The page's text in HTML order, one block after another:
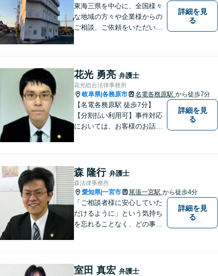
東海三県を中心に、全国様々
な地域の方々や企業様からの
ご相談、ご依頼をいただいて
おります。
詳細を見
る
花光 勇亮 弁護士
花光総合法律事務所
岐阜県|各務原市 名電各務原駅 から徒歩7分
【名電各務原駅 徒歩7分】
【分割払い利用可】事件対応
においては、お客様のお話を
ることを心がけています。
詳細を見
る
森 隆行 弁護士
森法律事務所
愛知県|一宮市 尾張一宮駅 から徒歩4分
「ご相談者様に安心していた
だけるように」という気持ち
を忘れることなく、どの事件
詳細を見
る
室田 真宏 弁護士